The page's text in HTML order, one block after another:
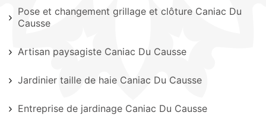
Pose et changement grillage et clôture Caniac Du
Causse
Artisan paysagiste Caniac Du Causse
Jardinier taille de haie Caniac Du Causse
Entreprise de jardinage Caniac Du Causse